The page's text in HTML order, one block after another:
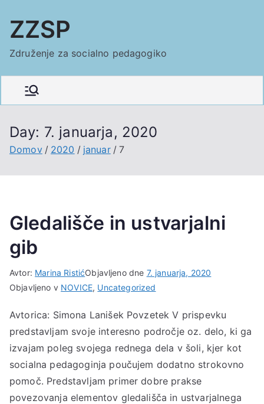
vsebino
ZZSP
Združenje za socialno pedagogiko
Day: 7. januarja, 2020
Domov 2020 januar 7
Gledališče in ustvarjalni
gib
Avtor: Marina RistićObjavljeno dne 7. januarja, 2020
Objavljeno v NOVICE, Uncategorized
Avtorica: Simona Lanišek Povzetek V prispevku
predstavljam svoje interesno področje oz. delo, ki ga
izvajam poleg svojega rednega dela v šoli, kjer kot
socialna pedagoginja poučujem dodatno strokovno
pomoč. Predstavljam primer dobre prakse
povezovanja elementov gledališča in ustvarjalnega